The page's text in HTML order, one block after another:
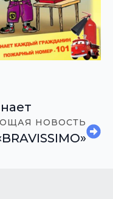
НОВОСТЬ